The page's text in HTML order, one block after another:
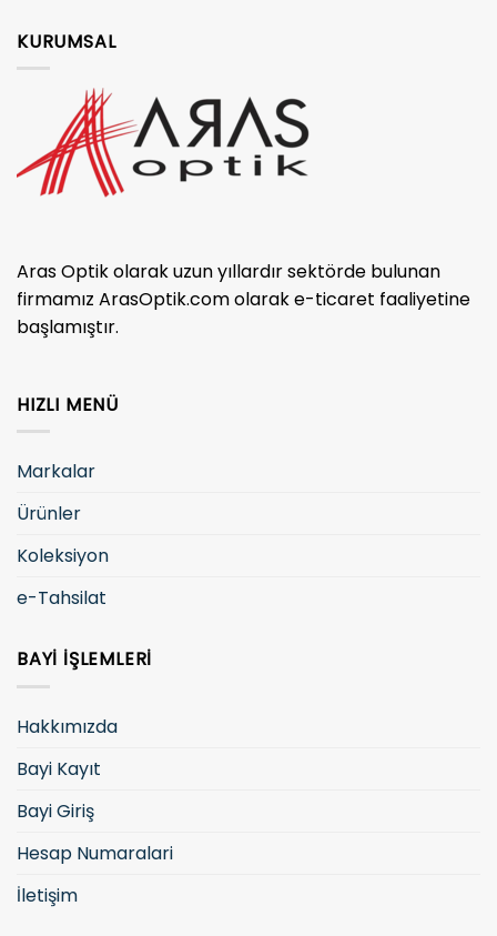
KURUMSAL
Aras Optik olarak uzun yıllardır sektörde bulunan
firmamız ArasOptik.com olarak e-ticaret faaliyetine
başlamıştır.
HIZLI MENÜ
Markalar
Ürünler
Koleksiyon
e-Tahsilat
BAYI İŞLEMLERI
Hakkımızda
Bayi Kayıt
Bayi Giriş
Hesap Numaralari
İletişim